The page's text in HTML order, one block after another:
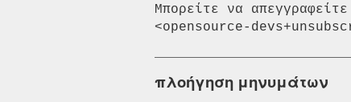
Μπορείτε να
πλοήγηση μηνυμάτων